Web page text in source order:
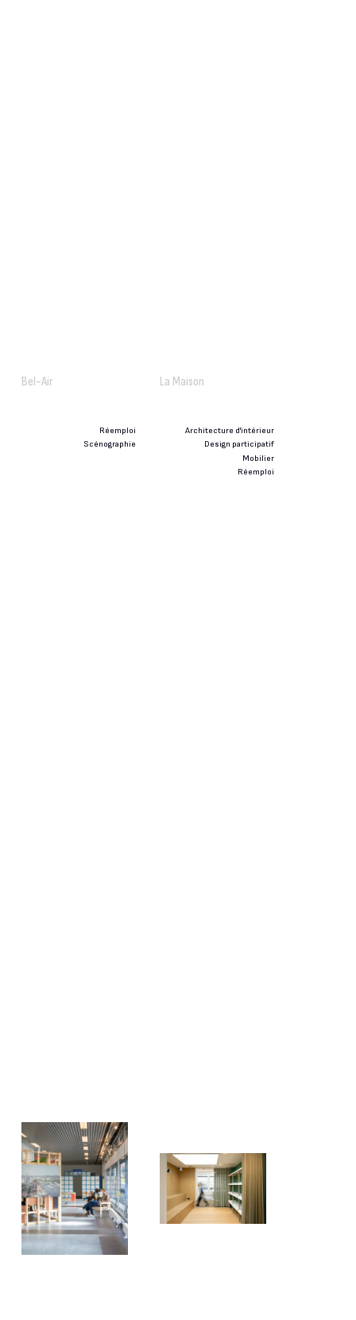
Bel-Air La Maison
Réemploi
Scénographie
Architecture d'intérieur
Design participatif
Mobilier
Réemploi